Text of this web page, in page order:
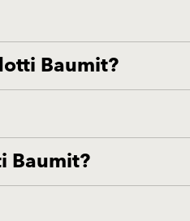
Baumit?
Baumit?